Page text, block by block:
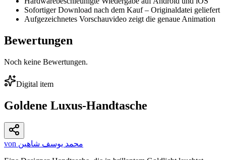
Sofortiger Download nach dem Kauf – Originaldatei geliefert
Aufgezeichnetes Vorschauvideo zeigt die genaue Animation
Bewertungen
Noch keine Bewertungen.
Digital item
Goldene Luxus-Handtasche
von محمد يوسف شاهين